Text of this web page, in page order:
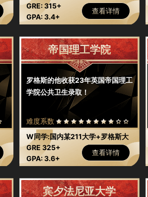
GRE: 315+
GPA: 3.4+
查看详情
帝国理工学院
罗格斯的他收获23年英国帝国理工
学院公共卫生录取！
难度系数
W同学:国内某211大学+罗格斯大
学
GRE 325+
GPA: 3.6+
查看详情
宾夕法尼亚大学